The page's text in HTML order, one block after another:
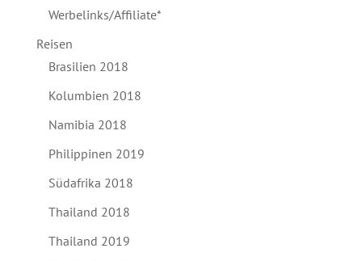
Werbelinks/Affiliate*
Reisen
Brasilien 2018
Kolumbien 2018
Namibia 2018
Philippinen 2019
Südafrika 2018
Thailand 2018
Thailand 2019